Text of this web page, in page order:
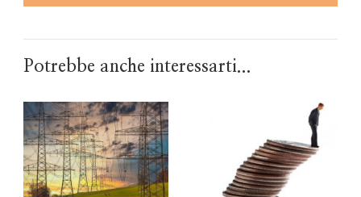
Potrebbe anche interessarti...